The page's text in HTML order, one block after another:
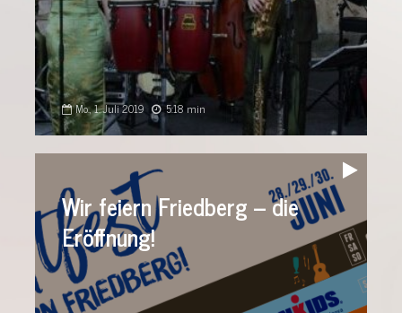
Mo., 1. Juli 2019 5:18 min
Audio-
Player
Wir feiern Friedberg – die
Eröffnung!